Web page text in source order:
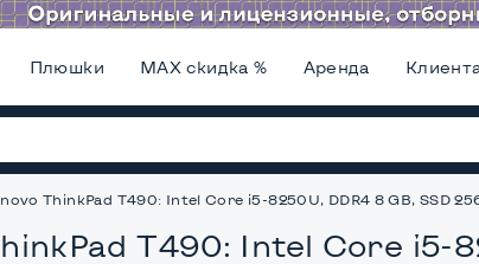
Плюшки MAX скидка % Аренда
ThinkPad T490: Intel Core i5-8250U, DDR4 8 GB, SSD
T490: Intel Core i5-